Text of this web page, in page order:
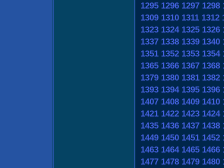
1295 1296 1297 1298
1309 1310 1311 1312
1323 1324 1325 1326
1337 1338 1339 1340
1351 1352 1353 1354
1365 1366 1367 1368
1379 1380 1381 1382
1393 1394 1395 1396
1407 1408 1409 1410
1421 1422 1423 1424
1435 1436 1437 1438
1449 1450 1451 1452
1463 1464 1465 1466
1477 1478 1479 1480